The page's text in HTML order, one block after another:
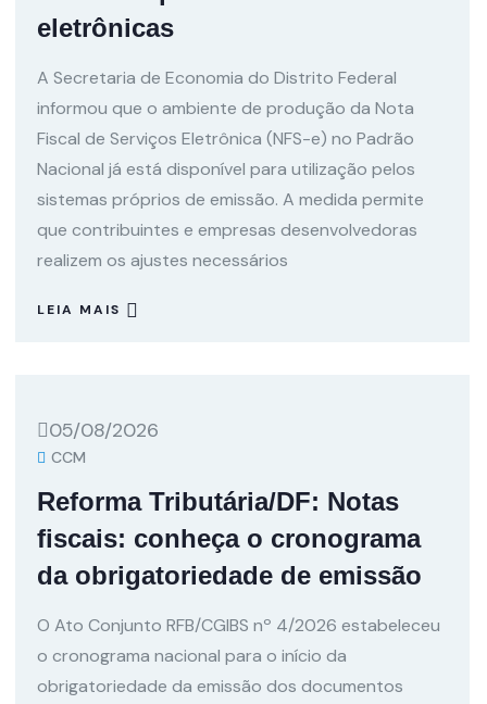
eletrônicas
A Secretaria de Economia do Distrito Federal
informou que o ambiente de produção da Nota
Fiscal de Serviços Eletrônica (NFS-e) no Padrão
Nacional já está disponível para utilização pelos
sistemas próprios de emissão. A medida permite
que contribuintes e empresas desenvolvedoras
realizem os ajustes necessários
LEIA MAIS
05/08/2026
CCM
Reforma Tributária/DF: Notas
fiscais: conheça o cronograma
da obrigatoriedade de emissão
O Ato Conjunto RFB/CGIBS nº 4/2026 estabeleceu
o cronograma nacional para o início da
obrigatoriedade da emissão dos documentos